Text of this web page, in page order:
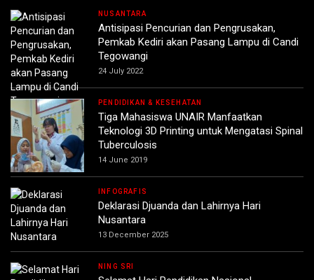
NUSANTARA
Antisipasi Pencurian dan Pengrusakan,
Pemkab Kediri akan Pasang Lampu di Candi
Tegowangi
24 July 2022
PENDIDIKAN & KESEHATAN
Tiga Mahasiswa UNAIR Manfaatkan
Teknologi 3D Printing untuk Mengatasi Spinal
Tuberculosis
14 June 2019
INFOGRAFIS
Deklarasi Djuanda dan Lahirnya Hari
Nusantara
13 December 2025
NING SRI